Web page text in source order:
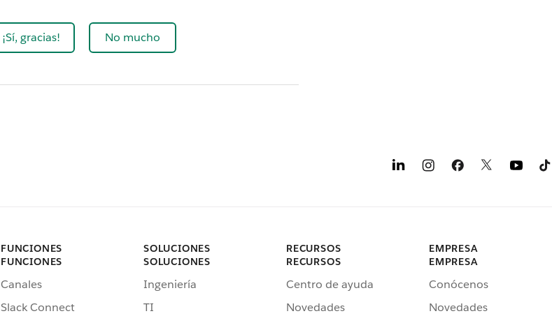
¡Sí, gracias! No mucho
FUNCIONES
FUNCIONES
Canales
Slack Connect
SOLUCIONES
SOLUCIONES
Ingeniería
TI
RECURSOS
RECURSOS
Centro de ayuda
Novedades
EMPRESA
EMPRESA
Conócenos
Novedades